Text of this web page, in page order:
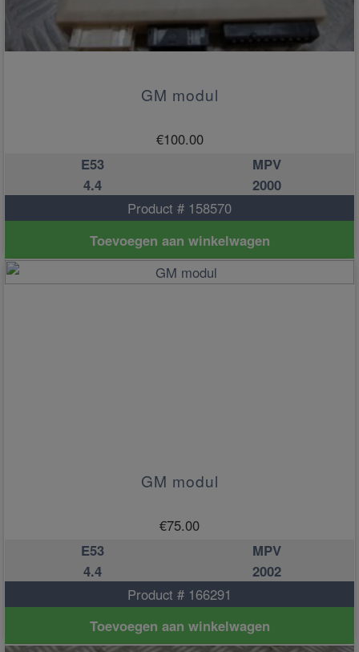
GM modul
€100.00
E53
MPV
4.4
2000
Product # 158570
Toevoegen aan winkelwagen
GM modul
€75.00
E53
MPV
4.4
2002
Product # 166291
Toevoegen aan winkelwagen